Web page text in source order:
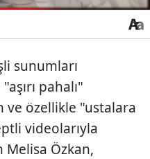
sunumları
pahalı"
ve özellikle "ustalara
videolarıyla
Melisa Özkan,